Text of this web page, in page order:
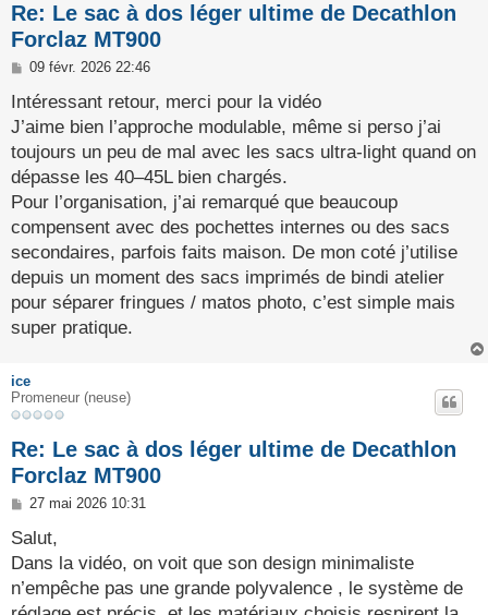
Re: Le sac à dos léger ultime de Decathlon
Forclaz MT900
M
s
a
g
09 févr. 2026 22:46
Intéressant retour, merci pour la vidéo
J’aime bien l’approche modulable, même si perso j’ai
toujours un peu de mal avec les sacs ultra-light quand on
dépasse les 40–45L bien chargés.
Pour l’organisation, j’ai remarqué que beaucoup
compensent avec des pochettes internes ou des sacs
secondaires, parfois faits maison. De mon coté j’utilise
depuis un moment des sacs imprimés de bindi atelier
pour séparer fringues / matos photo, c’est simple mais
super pratique.
ice
Promeneur (neuse)
Re: Le sac à dos léger ultime de Decathlon
Forclaz MT900
M
s
a
g
e
27 mai 2026 10:31
Salut,
Dans la vidéo, on voit que son design minimaliste
n’empêche pas une grande polyvalence , le système de